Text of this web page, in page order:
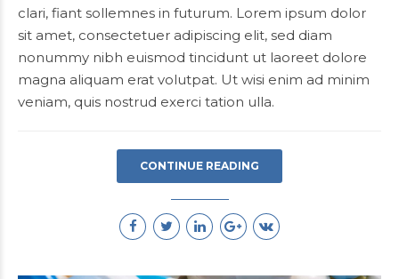
clari, fiant sollemnes in futurum. Lorem ipsum dolor
sit amet, consectetuer adipiscing elit, sed diam
nonummy nibh euismod tincidunt ut laoreet dolore
magna aliquam erat volutpat. Ut wisi enim ad minim
veniam, quis nostrud exerci tation ulla.
CONTINUE READING